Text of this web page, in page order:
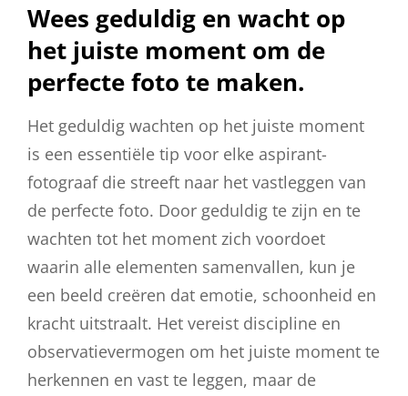
Wees geduldig en wacht op
het juiste moment om de
perfecte foto te maken.
Het geduldig wachten op het juiste moment
is een essentiële tip voor elke aspirant-
fotograaf die streeft naar het vastleggen van
de perfecte foto. Door geduldig te zijn en te
wachten tot het moment zich voordoet
waarin alle elementen samenvallen, kun je
een beeld creëren dat emotie, schoonheid en
kracht uitstraalt. Het vereist discipline en
observatievermogen om het juiste moment te
herkennen en vast te leggen, maar de